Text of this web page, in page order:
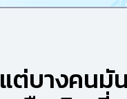
แต่บางคนมั